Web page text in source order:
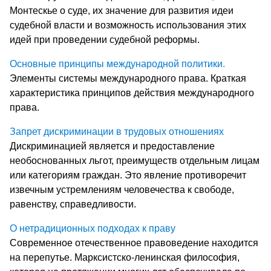
Монтескье о суде, их значение для развития идеи
судебной власти и возможность использования этих
идей при проведении судебной реформы.
Основные принципы международной политики.
Элементы системы международного права. Краткая
характеристика принципов действия международного
права.
Запрет дискриминации в трудовых отношениях
Дискриминацией является и предоставление
необоснованных льгот, преимуществ отдельным лицам
или категориям граждан. Это явление противоречит
извечным устремлениям человечества к свободе,
равенству, справедливости.
О нетрадиционных подходах к праву
Современное отечественное правоведение находится
на перепутье. Марксистско-ленинская философия,